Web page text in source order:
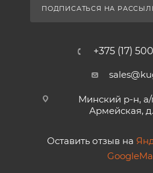
ПОДПИСАТЬСЯ НА
+375 (17)
Минский р-н, а/
Армейская,
Оставить отзыв на